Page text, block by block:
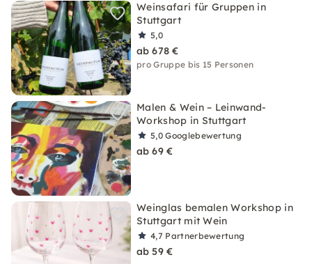
Weinsafari für Gruppen in
Stuttgart
5,0
ab 678 €
pro Gruppe bis 15 Personen
Malen & Wein – Leinwand-
Workshop in Stuttgart
5,0Googlebewertung
ab 69 €
Weinglas bemalen Workshop in
Stuttgart mit Wein
4,7 Partnerbewertung
ab 59 €